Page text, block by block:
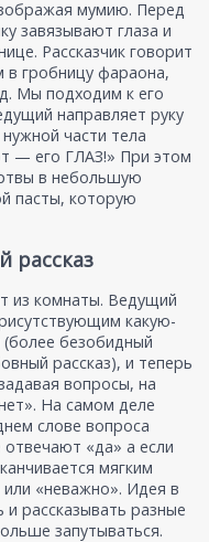
мумию. Перед
завязывают глаза и
Рассказчик говорит
гробницу фараона,
Мы подходим к его
направляет руку
части тела
— его ГЛАЗ!» При этом
в небольшую
пасты, которую
рассказ
из комнаты. Ведущий
какую-
безобидный
рассказ), и теперь
вопросы, на
На самом деле
слове вопроса
«да» а если
мягким
«неважно». Идея в
рассказывать разные
запутываться.